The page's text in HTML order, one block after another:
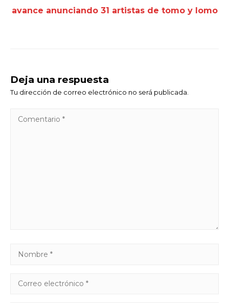
avance anunciando 31 artistas de tomo y lomo
Deja una respuesta
Tu dirección de correo electrónico no será publicada.